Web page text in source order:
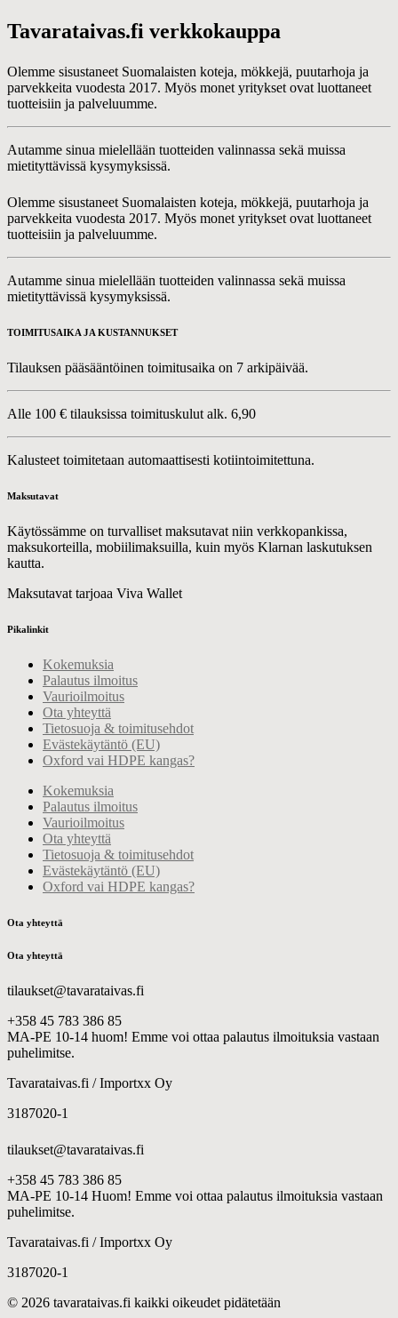
Tavarataivas.fi verkkokauppa
Olemme sisustaneet Suomalaisten koteja, mökkejä, puutarhoja ja
parvekkeita vuodesta 2017. Myös monet yritykset ovat luottaneet
tuotteisiin ja palveluumme.
Autamme sinua mielellään tuotteiden valinnassa sekä muissa
mietityttävissä kysymyksissä.
Olemme sisustaneet Suomalaisten koteja, mökkejä, puutarhoja ja
parvekkeita vuodesta 2017. Myös monet yritykset ovat luottaneet
tuotteisiin ja palveluumme.
Autamme sinua mielellään tuotteiden valinnassa sekä muissa
mietityttävissä kysymyksissä.
TOIMITUSAIKA JA KUSTANNUKSET
Tilauksen pääsääntöinen toimitusaika on 7 arkipäivää.
Alle 100 € tilauksissa toimituskulut alk. 6,90
Kalusteet toimitetaan automaattisesti kotiintoimitettuna.
Maksutavat
Käytössämme on turvalliset maksutavat niin verkkopankissa,
maksukorteilla, mobiilimaksuilla, kuin myös Klarnan laskutuksen
kautta.
Maksutavat tarjoaa Viva Wallet
Pikalinkit
Kokemuksia
Palautus ilmoitus
Vaurioilmoitus
Ota yhteyttä
Tietosuoja & toimitusehdot
Evästekäytäntö (EU)
Oxford vai HDPE kangas?
Kokemuksia
Palautus ilmoitus
Vaurioilmoitus
Ota yhteyttä
Tietosuoja & toimitusehdot
Evästekäytäntö (EU)
Oxford vai HDPE kangas?
Ota yhteyttä
Ota yhteyttä
tilaukset@tavarataivas.fi
+358 45 783 386 85
MA-PE 10-14 huom! Emme voi ottaa palautus ilmoituksia vastaan
puhelimitse.
Tavarataivas.fi / Importxx Oy
3187020-1
tilaukset@tavarataivas.fi
+358 45 783 386 85
MA-PE 10-14 Huom! Emme voi ottaa palautus ilmoituksia vastaan
puhelimitse.
Tavarataivas.fi / Importxx Oy
3187020-1
© 2026 tavarataivas.fi kaikki oikeudet pidätetään